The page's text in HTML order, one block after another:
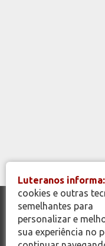
© Copyright 2026 - Todos
Evangélica de Confissão
www.luteranos.com.br
Luteranos informa:
cookies e outras
semelhantes para
personalizar e
sua experiência no